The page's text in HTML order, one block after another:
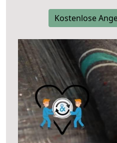
Kostenlose